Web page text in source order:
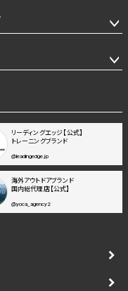
リーディングエッジ【公式】
トレーニングブランド
@leadingedge.jp
海外アウトドアブランド
国内総代理店【公式】
@yoca_agency2